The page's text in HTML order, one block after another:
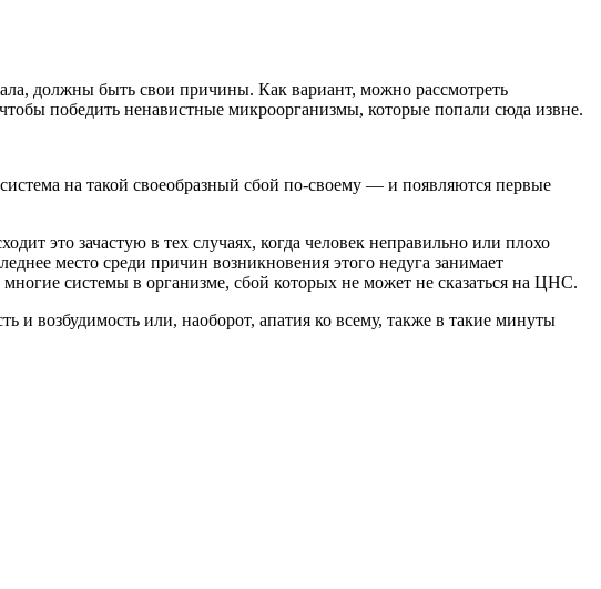
должны быть свои причины. Как вариант, можно рассмотреть
победить ненавистные микроорганизмы, которые попали сюда извне.
на такой своеобразный сбой по-своему — и появляются первые
это зачастую в тех случаях, когда человек неправильно или плохо
место среди причин возникновения этого недуга занимает
системы в организме, сбой которых не может не сказаться на ЦНС.
и возбудимость или, наоборот, апатия ко всему, также в такие минуты